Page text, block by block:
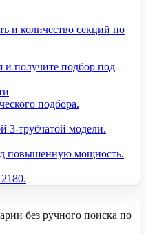
и количество секций по
и получите подбор под
подбора.
3-трубчатой модели.
повышенную мощность.
без ручного поиска по